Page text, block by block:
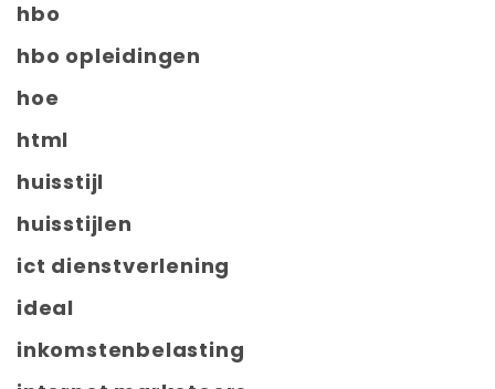
hbo
hbo opleidingen
hoe
html
huisstijl
huisstijlen
ict dienstverlening
ideal
inkomstenbelasting